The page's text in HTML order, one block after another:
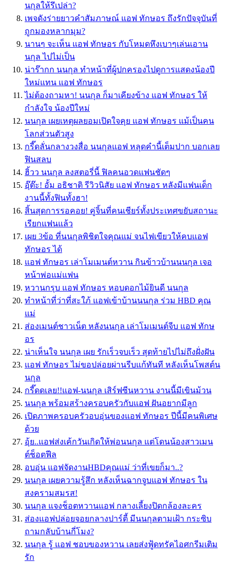
นกุลให้รึเปล่า?
เพจดังร่ายยาวคําสัมภาษณ์ แอฟ ทักษอร ถึงรักปัจจุบันที่
ถูกมองหลากมุม?
นานๆ จะเห็น แอฟ ทักษอร กับโหมดหึงเบาๆเล่นเอาน
นกุล ไปไม่เป็น
น่าร๊ากก นนกุล ทำหน้าที่ผู้ปกครองไปดูการแสดงน้องปี
ใหม่แทน แอฟ ทักษอร
ไม่ต้องถามหา! นนกุล ก็มาเคียงข้าง แอฟ ทักษอร ให้
กำลังใจ น้องปีใหม่
นนกุล เผยเหตุผลยอมเปิดใจคุย แอฟ ทักษอร แม้เป็นคน
โลกส่วนตัวสูง
กรี๊ดลั่นกลางวงสื่อ นนกุลแอฟ หลุดคำนี้เต็มปาก บอกเลย
ฟินสลบ
ฮิ้วว นนกุล ลงสตอรี่นี้ ฟิลคนอวดแฟนชัดๆ
อุ๊ต๊ะ! อั้ม อธิชาติ รีวิวนิสัย แอฟ ทักษอร หลังมีแฟนเด็ก
งานนี้ทั้งฟินทั้งฮา!
สิ้นสุดการรอคอย! คู่จิ้นที่คนเชียร์ทั้งประเทศขยับสถานะ
เรียกแฟนแล้ว
เผย 3ข้อ ที่นนกุลพิชิตใจคุณแม่ จนไฟเขียวให้คบแอฟ
ทักษอร ได้
แอฟ ทักษอร เล่าโมเมนต์หวาน กินข้าวบ้านนนกุล เจอ
หน้าพ่อแม่แฟน
หวานกรุบ แอฟ ทักษอร หอบดอกไม้ยินดี นนกุล
ทำหน้าที่ว่าที่สะใภ้ แอฟเข้าบ้านนนกุล ร่วม HBD คุณ
แม่
ส่องเมนต์ชาวเน็ต หลังนนกุล เล่าโมเมนต์จีบ แอฟ ทักษ
อร
น่าเห็นใจ นนกุล เผย รักเร็วจบเร็ว สุดท้ายไปไม่ถึงฝั่งฝัน
แอฟ ทักษอร ไม่ขอปล่อยผ่านรีบแก้ทันที หลังเห็นโพสต์น
นกุล
กรี๊ดดเลย!!แอฟ-นนกุล เสิร์ฟซีนหวาน งานนี้มีเขินม้วน
นนกุล พร้อมสร้างครอบครัวกับแอฟ ฝันอยากมีลูก
เปิดภาพครอบครัวอบอุ่นของแอฟ ทักษอร ปีนี้มีคนพิเศษ
ด้วย
อุ้ย..แอฟส่งเค้กวันเกิดให้พ่อนนกุล แต่โดนน้องสาวเมน
ต์ช็อตฟีล
อบอุ่น แอฟจัดงานHBDคุณแม่ ว่าที่เขยก็มา..?
นนกุล เผยความรู้สึก หลังเห็นฉากจูบแอฟ ทักษอร ใน
สงครามสมรส!
นนกุล แจงช็อตหวานแอฟ กลางเลี้ยงปิดกล้องละคร
ส่องแอฟปล่อยจอยกลางปาร์ตี้ มีนนกุลตามเฝ้า กระซิบ
ถามกลับบ้านกี่โมง?
นนกุล รู้ แอฟ ชอบของหวาน เลยส่งฟู้ดทรัคไอศกรีมเติม
รัก